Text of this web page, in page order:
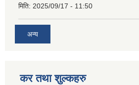
मिति: 2025/09/17 - 11:50
अन्य
कर तथा शुल्कहरु